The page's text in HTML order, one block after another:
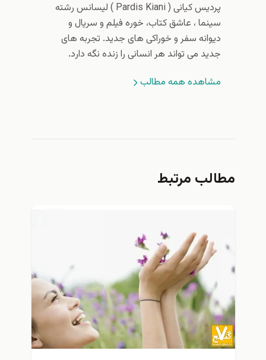
پردیس کیانی (‌ Pardis Kiani ) لیسانس رشته
سینما ، عاشق کتاب، خوره فیلم و سریال و
دیوانه سفر و خوراکی های جدید. تجربه های
جدید می تواند هر انسانی را زنده نگه دارد.
مشاهده همه مطالب
مطالب مرتبط